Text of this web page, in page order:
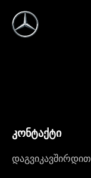
კონტაქტი
დაგვიკავშირდით